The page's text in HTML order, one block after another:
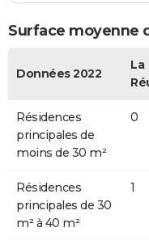
Surface moyenne
Données 2022
La
Résidences
principales de
moins de 30 m²
0
Résidences
principales de 30
m² à 40 m²
1